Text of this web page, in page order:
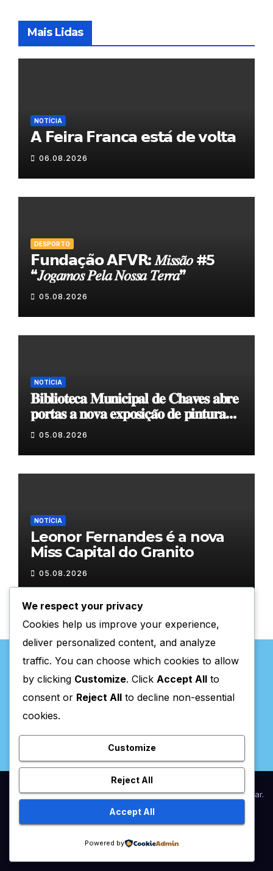
Mais Lidas
NOTÍCIA
𝗔 𝗙𝗲𝗶𝗿𝗮 𝗙𝗿𝗮𝗻𝗰𝗮 𝗲𝘀𝘁𝗮́ 𝗱𝗲 𝘃𝗼𝗹𝘁𝗮
06.08.2026
DESPORTO
𝗙𝘂𝗻𝗱𝗮𝗰̧𝗮̃𝗼 𝗔𝗙𝗩𝗥: 𝑀𝑖𝑠𝑠𝑎̃𝑜 #5
“𝐽𝑜𝑔𝑎𝑚𝑜𝑠 𝑃𝑒𝑙𝑎 𝑁𝑜𝑠𝑠𝑎 𝑇𝑒𝑟𝑟𝑎”
05.08.2026
NOTÍCIA
𝐁𝐢𝐛𝐥𝐢𝐨𝐭𝐞𝐜𝐚 𝐌𝐮𝐧𝐢𝐜𝐢𝐩𝐚𝐥 𝐝𝐞 𝐂𝐡𝐚𝐯𝐞𝐬 𝐚𝐛𝐫𝐞
𝐩𝐨𝐫𝐭𝐚𝐬 𝐚 𝐧𝐨𝐯𝐚 𝐞𝐱𝐩𝐨𝐬𝐢𝐜̧𝐚̃𝐨 𝐝𝐞 𝐩𝐢𝐧𝐭𝐮𝐫𝐚
𝐝𝐮𝐫𝐚𝐧𝐭𝐞 𝐨 𝐦𝐞̂𝐬 𝐝𝐞 𝐚𝐠𝐨𝐬𝐭𝐨
05.08.2026
NOTÍCIA
Leonor Fernandes é a nova
Miss Capital do Granito
05.08.2026
Valpaços Online
Proudly powered by WordPress|Theme:NewsupbyThemeansar.
HomeAnunciar / AssinaturasEstatuto EditorialFicha Técnica
Política de privacidadeUtilidades
We respect your privacy
Cookies help us improve your experience,
deliver personalized content, and analyze
traffic. You can choose which cookies to allow
by clicking Customize. Click Accept All to
consent or Reject All to decline non-essential
cookies.
Customize
Reject All
Accept All
Powered by